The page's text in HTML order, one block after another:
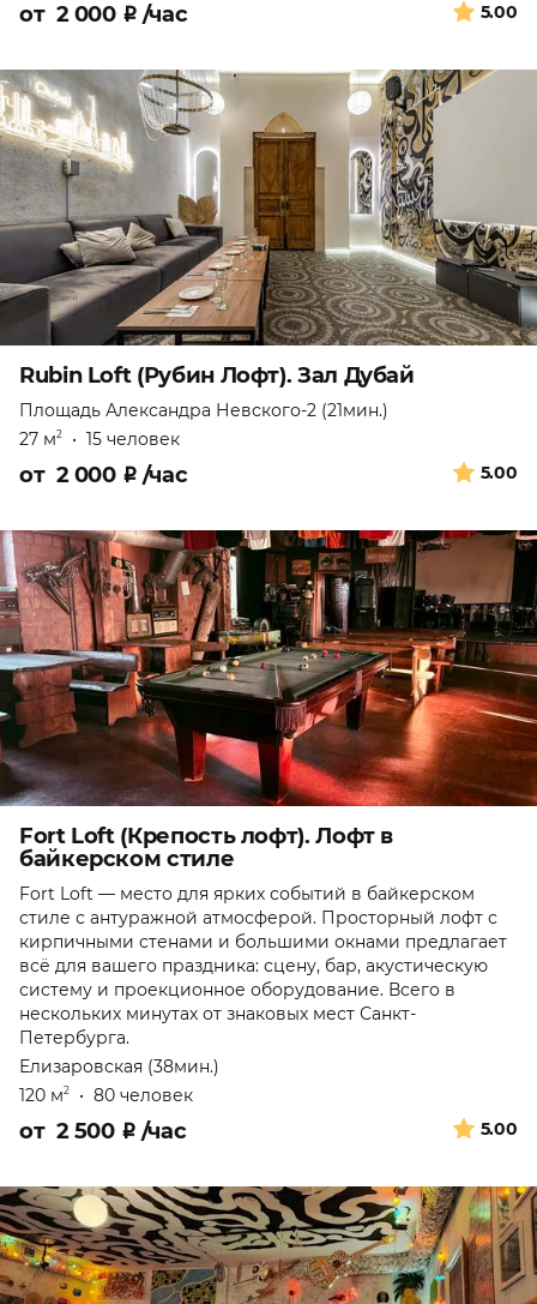
5.00
от 2 000 ₽ /час
Rubin Loft (Рубин Лофт). Зал Дубай
Площадь Александра Невского-2 (21мин.)
27 м2 • 15 человек
5.00
от 2 000 ₽ /час
Fort Loft (Крепость лофт). Лофт в
байкерском стиле
Fort Loft — место для ярких событий в байкерском
стиле с антуражной атмосферой. Просторный лофт с
кирпичными стенами и большими окнами предлагает
всё для вашего праздника: сцену, бар, акустическую
систему и проекционное оборудование. Всего в
нескольких минутах от знаковых мест Санкт-
Петербурга.
Елизаровская (38мин.)
120 м2 • 80 человек
5.00
от 2 500 ₽ /час